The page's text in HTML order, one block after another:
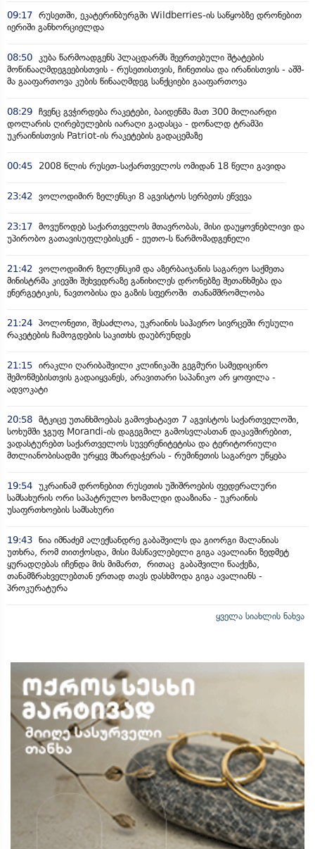
09:17 რუსეთში, ეკატერინბურგში Wildberries-ის საწყობზე დრონებით
იერიში განხორციელდა
08:50
კუბა წარმოადგენს პლაცდარმს შეერთებული შტატების
მოწინააღმდეგეებისთვის - რუსეთისთვის, ჩინეთისა და ირანისთვის - აშშ-
მა გააფართოვა კუბის წინააღმდეგ სანქციები გააფართოვა
08:29 ჩვენც გვჭირდება რაკეტები, ბაიდენმა მათ 300 მილიარდი
დოლარის ღირებულების იარაღი გადასცა - დონალდ ტრამპი
უკრაინისთვის Patriot-ის რაკეტების გადაცემაზე
00:45 2008 წლის რუსეთ-საქართველოს ომიდან 18 წელი გავიდა
23:42 ვოლოდიმირ ზელენსკი 8 აგვისტოს სერბეთს ეწვევა
23:17 მოვუწოდებ საქართველოს მთავრობას, მისი დაუყოვნებლივი და
უპირობო გათავისუფლებისკენ - ეუთო-ს წარმომადგენელი
21:42
ვოლოდიმირ ზელენსკიმ და აზერბაიჯანის საგარეო საქმეთა
მინისტრმა კიევში შეხვედრაზე განიხილეს დრონებზე შეთანხმება და
ენერგეტიკის, ნავთობისა და გაზის სფეროში თანამშრომლობა
21:24 პოლონეთი, შესაძლოა, უკრაინის საჰაერო სივრცეში რუსული
რაკეტების ჩამოგდების საკითხს დაუბრუნდეს
21:15 ირაკლი ღარიბაშვილი კლინიკაში გეგმური სამედიცინო
შემოწმებისთვის გადაიყვანეს, არავითარი საპანიკო არ ყოფილა -
ადვოკატი
20:58 მტკიცე უთანხმოებას გამოვხატავთ 7 აგვისტოს საქართველოში,
სოხუმში ჯგუფ Morandi-ის დაგეგმილ გამოსვლასთან დაკავშირებით,
ვადასტურებთ საქართველოს სუვერენიტეტისა და ტერიტორიული
მთლიანობისადმი ურყევ მხარდაჭერას - რუმინეთის საგარეო უწყება
19:54 უკრაინამ დრონებით რუსეთის უშიშროების ფედერალური
სამსახურის ორი საპატრულო ხომალდი დააზიანა - უკრაინის
უსაფრთხოების სამსახური
19:43 ნია იმნაძემ ალექსანდრე გაბაშვილს და გიორგი მალანიას
უთხრა, რომ თითქოსდა, მისი მასწავლებელი გიგა ავალიანი ზედმეტ
ყურადღებას იჩენდა მის მიმართ, რითაც გაბაშვილი წააქეზა,
თანამზრახველებთან ერთად თავს დასხმოდა გიგა ავალიანს -
პროკურატურა
ყველა სიახლის ნახვა